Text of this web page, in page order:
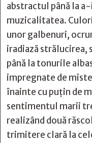
abstractul până la
muzicalitatea.
unor galbenuri,
iradiază strălucirea,
până la tonurile
impregnate de
înainte cu puţin de
sentimentul marii
realizând două
trimitere clară la